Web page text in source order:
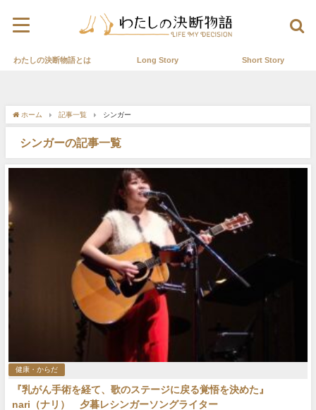
わたしの決断物語とは Long Story Short Story
ホーム 記事一覧 シンガー
シンガーの記事一覧
健康・からだ
『乳がん手術を経て、歌のステージに戻る覚悟を決めた』
nari（ナリ） 夕暮レシンガーソングライター